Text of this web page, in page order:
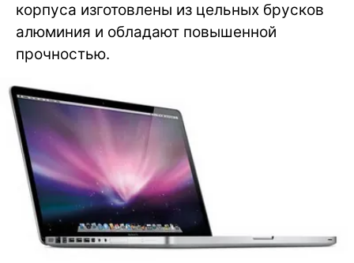
корпуса изготовлены из цельных брусков
алюминия и обладают повышенной
прочностью.